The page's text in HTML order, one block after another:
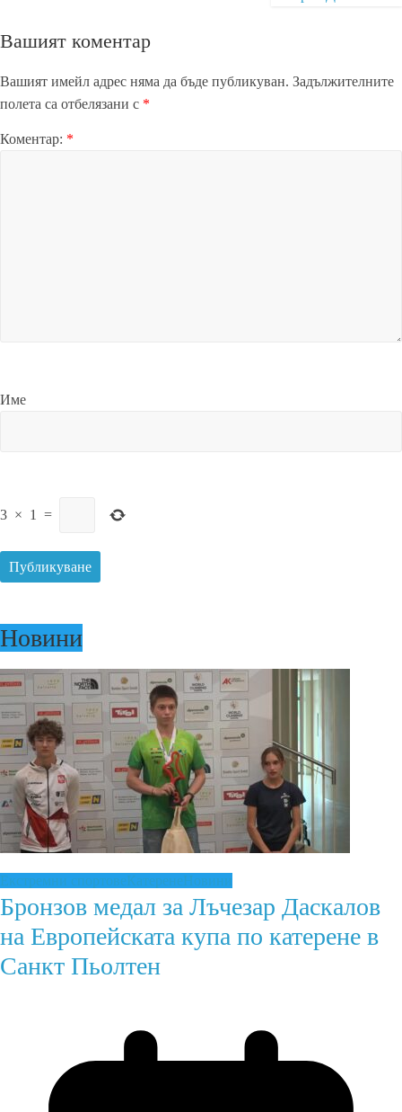
Вашият коментар
Вашият имейл адрес няма да бъде публикуван. Задължителните
полета са отбелязани с *
Коментар: *
Име
3 × 1 =
Новини
Екстремни спортовеКатеренеНовини
Бронзов медал за Лъчезар Даскалов
на Европейската купа по катерене в
Санкт Пьолтен